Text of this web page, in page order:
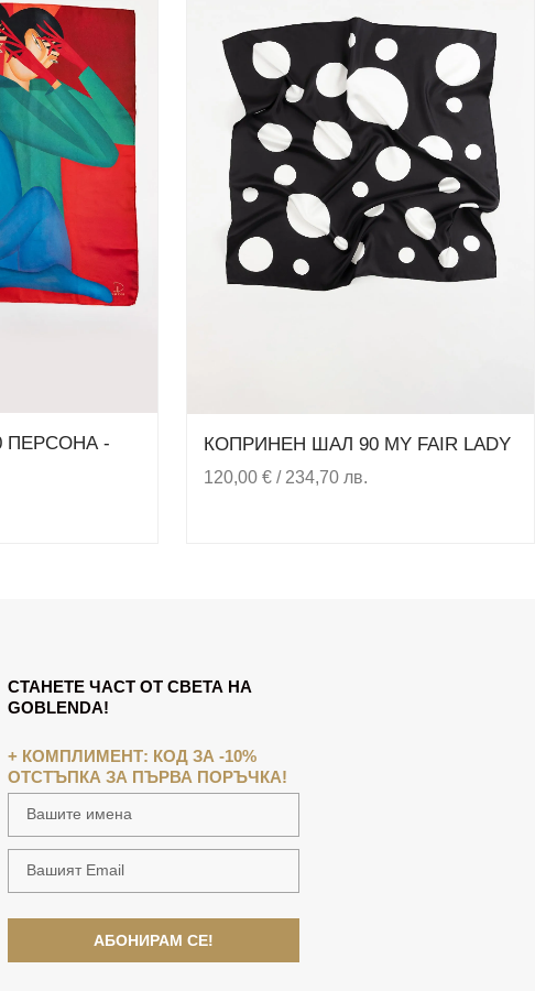
ПЕРСОНА -
КОПРИНЕН ШАЛ 90 MY FAIR LADY
120,00 €/ 234,70 лв.
СТАНЕТЕ ЧАСТ ОТ СВЕТА НА
GOBLENDA!
+ КОМПЛИМЕНТ: КОД ЗА -10%
ОТСТЪПКА ЗА ПЪРВА ПОРЪЧКА!
АБОНИРАМ СЕ!